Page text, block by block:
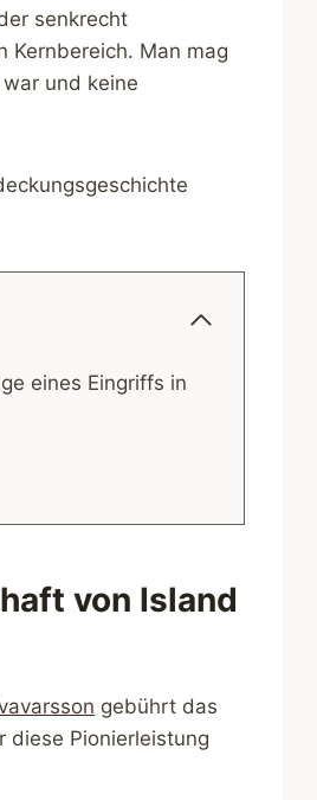
senkrecht
Kernbereich. Man mag
und keine
eines Eingriffs in
von Island
gebührt das
diese Pionierleistung